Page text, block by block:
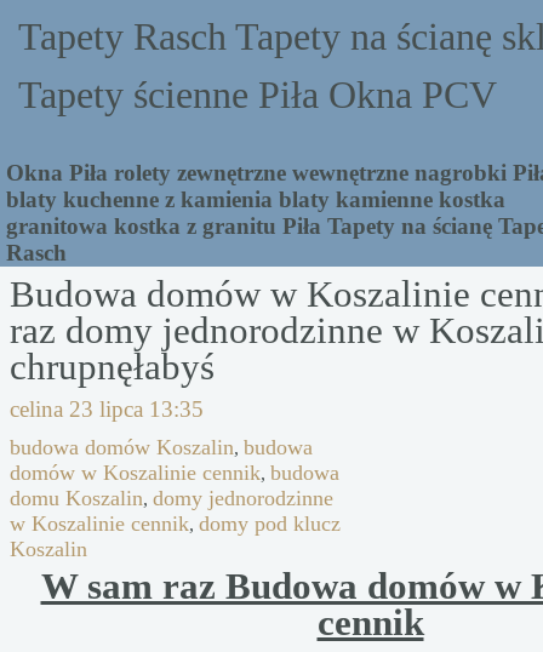
Tapety Rasch Tapety na ścianę
Tapety ścienne Piła Okna PCV
Okna Piła rolety zewnętrzne wewnętrzne nagrobki
blaty kuchenne z kamienia blaty kamienne kostka
granitowa kostka z granitu Piła Tapety na ścianę
Rasch
Budowa domów w Koszalinie
raz domy jednorodzinne w
chrupnęłabyś
celina 23 lipca 13:35
budowa domów Koszalin, budowa
domów w Koszalinie cennik, budowa
domu Koszalin, domy jednorodzinne
w Koszalinie cennik, domy pod klucz
Koszalin
W sam raz Budowa domów w
cennik